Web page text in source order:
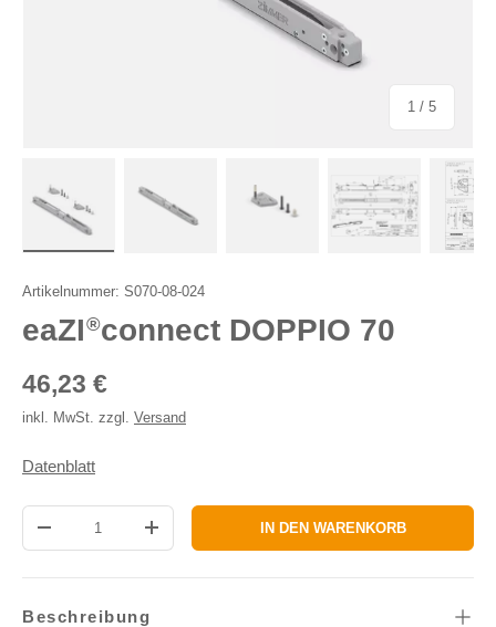
1 / von
5
Artikelnummer: S070-08-024
eaZI®connect DOPPIO 70
Normaler Preis
46,23 €
inkl. MwSt. zzgl. Versand
Datenblatt
MENGE VERRINGERNMENGE ERHÖHENIN DEN WARENKORB
Beschreibung